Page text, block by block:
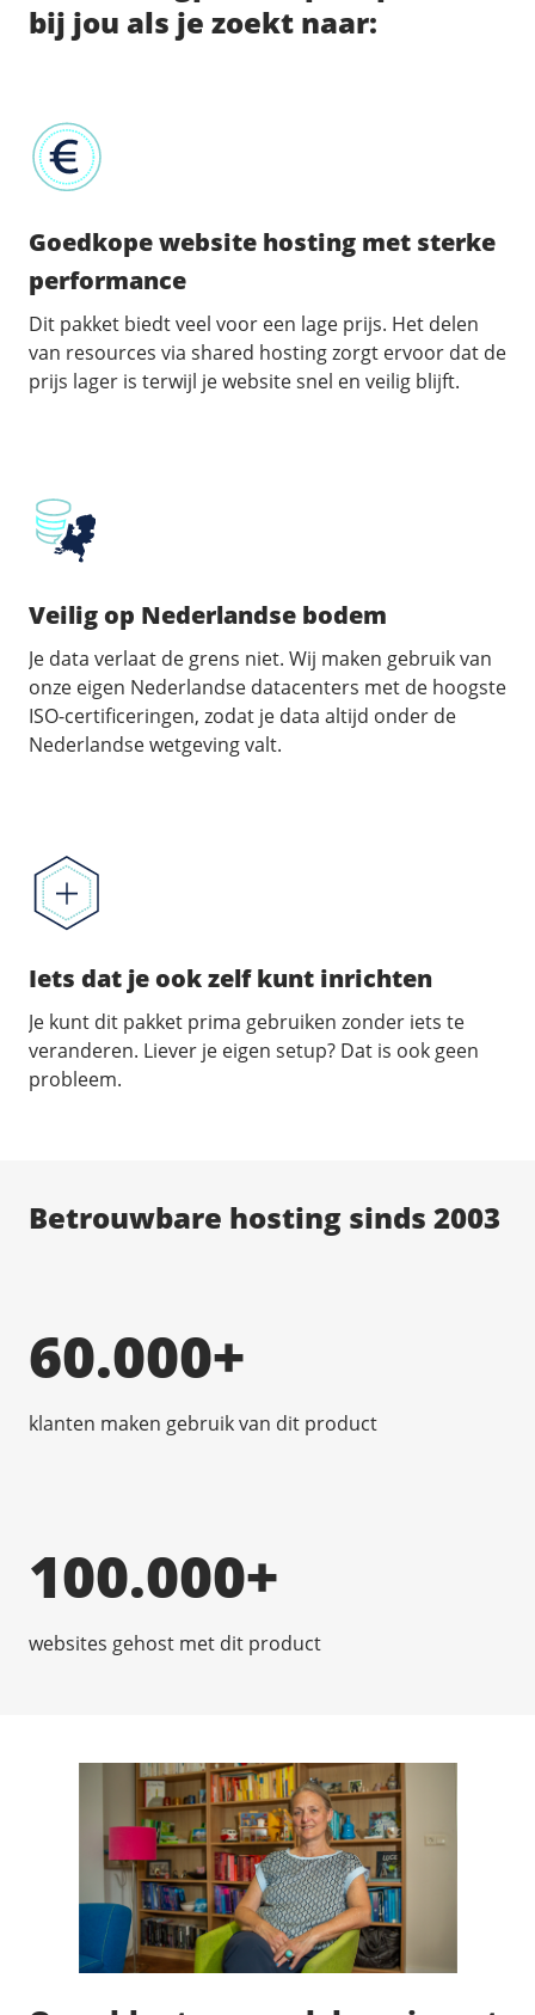
bij jou als je zoekt naar:
Goedkope website hosting met sterke
performance
Dit pakket biedt veel voor een lage prijs. Het delen
van resources via shared hosting zorgt ervoor dat de
prijs lager is terwijl je website snel en veilig blijft.
Veilig op Nederlandse bodem
Je data verlaat de grens niet. Wij maken gebruik van
onze eigen Nederlandse datacenters met de hoogste
ISO-certificeringen, zodat je data altijd onder de
Nederlandse wetgeving valt.
Iets dat je ook zelf kunt inrichten
Je kunt dit pakket prima gebruiken zonder iets te
veranderen. Liever je eigen setup? Dat is ook geen
probleem.
Betrouwbare hosting sinds 2003
60.000+
klanten maken gebruik van dit product
100.000+
websites gehost met dit product